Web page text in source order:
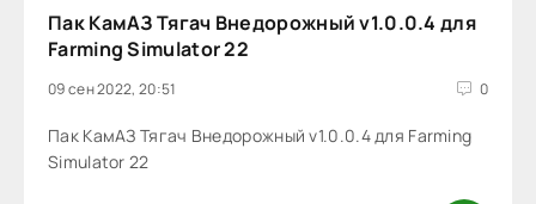
Пак КамАЗ Тягач Внедорожный v1.0.0.4 для
Farming Simulator 22
09 сен 2022, 20:51 0
Пак КамАЗ Тягач Внедорожный v1.0.0.4 для Farming
Simulator 22